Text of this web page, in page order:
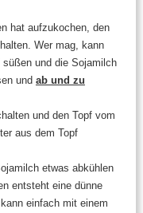
hat aufzukochen, den
Wer mag, kann
und die Sojamilch
und ab und zu
und den Topf vom
aus dem Topf
etwas abkühlen
entsteht eine dünne
einfach mit einem